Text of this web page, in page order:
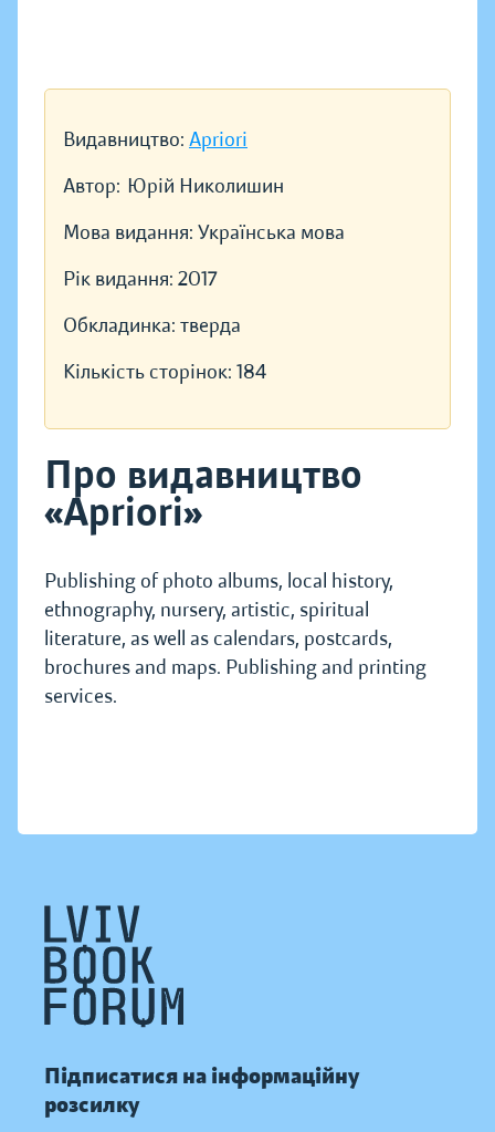
Видавництво: Apriori
Автор: Юрій Николишин
Мова видання: Українська мова
Рік видання: 2017
Обкладинка: тверда
Кількість сторінок: 184
Про видавництво
«Apriori»
Publishing of photo albums, local history,
ethnography, nursery, artistic, spiritual
literature, as well as calendars, postcards,
brochures and maps. Publishing and printing
services.
Підписатися на інформаційну
розсилку